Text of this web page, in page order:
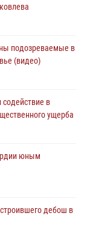
подозреваемые в
(видео)
в
ущерба
юным
дебош в